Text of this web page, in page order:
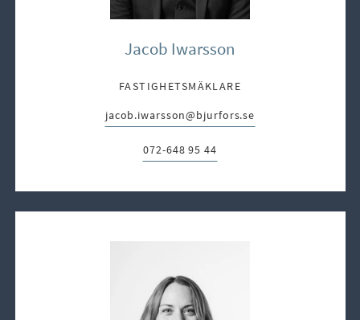
Jacob Iwarsson
FASTIGHETSMÄKLARE
E-post:
jacob.iwarsson@bjurfors.se
Telefon:
072-648 95 44